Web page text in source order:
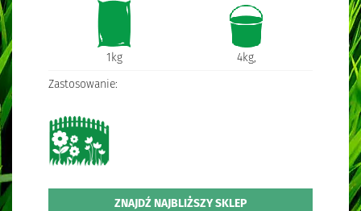
1kg
4kg,
Zastosowanie:
ZNAJDŹ NAJBLIŻSZY SKLEP